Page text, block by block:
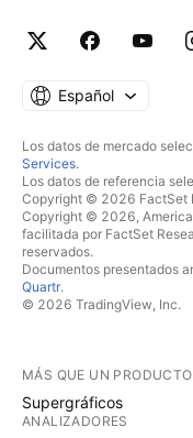
Español
Los datos de mercado
Services.
Los datos de referencia
Copyright © 2026 FactSet
Copyright © 2026,
facilitada por FactSet
reservados.
Documentos presentados
Quartr.
© 2026 TradingView, Inc.
MÁS QUE UN PRODUCTO
Supergráficos
ANALIZADORES